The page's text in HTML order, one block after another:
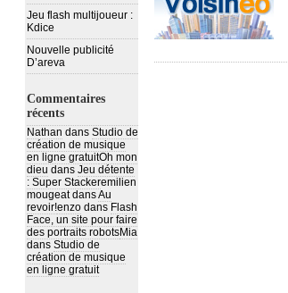
Jeu flash multijoueur :
Kdice
Nouvelle publicité
D’areva
Commentaires
récents
Nathan dans Studio de
création de musique
en ligne gratuitOh mon
dieu dans Jeu détente
: Super Stackeremilien
mougeatdansAu
revoir!enzo dans Flash
Face, un site pour faire
des portraits robotsMia
dans Studio de
création de musique
en ligne gratuit